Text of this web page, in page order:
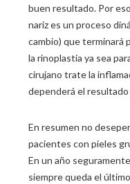
buen resultado. Por
nariz es un proceso
cambio) que terminará
la rinoplastia ya sea
cirujano trate la
dependerá el resultado
En resumen no
pacientes con pieles
En un año
siempre queda el